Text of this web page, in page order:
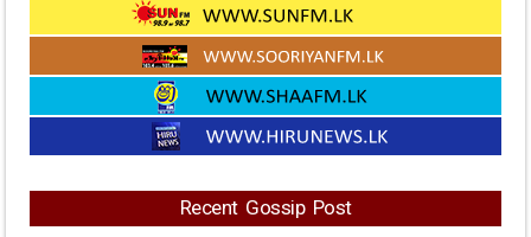
Recent Gossip Post